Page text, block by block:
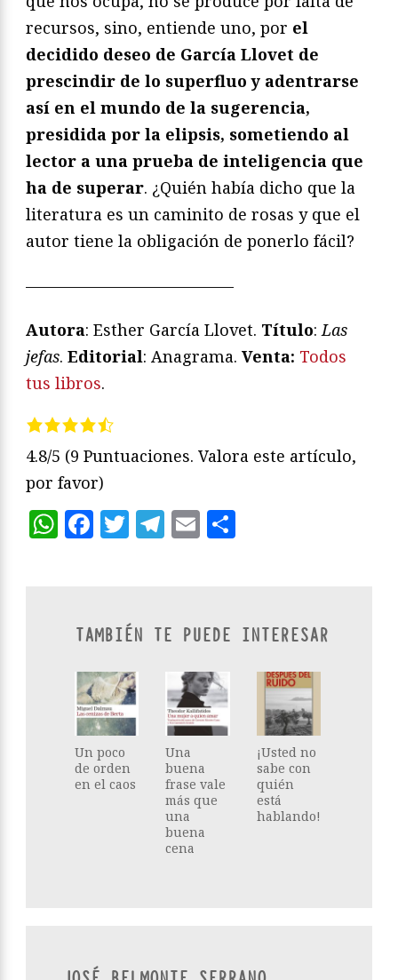
recursos, sino, entiende uno, por el
decidido deseo de García Llovet de
prescindir de lo superfluo y adentrarse
así en el mundo de la sugerencia,
presidida por la elipsis, sometiendo al
lector a una prueba de inteligencia que
ha de superar. ¿Quién había dicho que la
literatura es un caminito de rosas y que el
autor tiene la obligación de ponerlo fácil?
—————————————
Autora: Esther García Llovet. Título: Las
jefas. Editorial: Anagrama. Venta: Todos
tus libros.
4.8/5 (9 Puntuaciones. Valora este artículo,
por favor)
WhatsApp
Facebook
Twitter
Telegram
Email
TAMBIÉN TE PUEDE INTERESAR
Un poco
de orden
en el caos
Una
buena
frase vale
más que
una
buena
cena
¡Usted no
sabe con
quién
está
hablando!